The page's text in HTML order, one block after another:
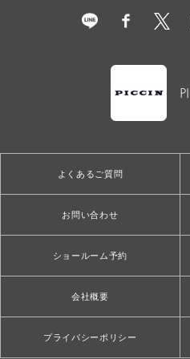
よくあるご質問
お問い合わせ
ショールーム予約
会社概要
プライバシーポリシー